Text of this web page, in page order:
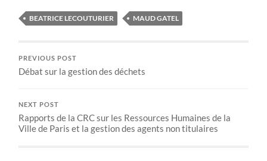
BEATRICE LECOUTURIER MAUD GATEL
PREVIOUS POST
Débat sur la gestion des déchets
NEXT POST
Rapports de la CRC sur les Ressources Humaines de la
Ville de Paris et la gestion des agents non titulaires